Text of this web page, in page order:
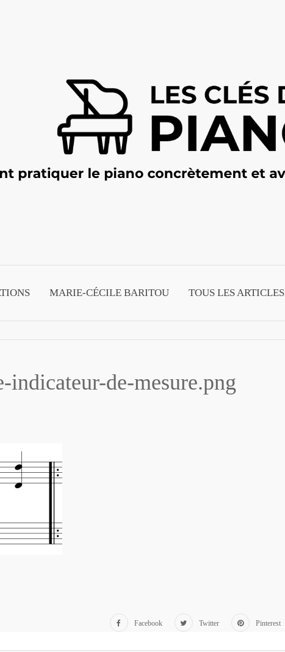
MARIE-CÉCILE BARITOU TOUS LES ARTICLES
de-mesure.png
Facebook Twitter Pinterest